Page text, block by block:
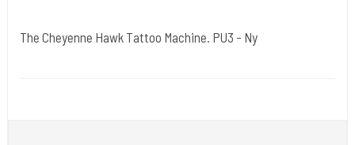
The Cheyenne Hawk Tattoo Machine. PU3 - Ny